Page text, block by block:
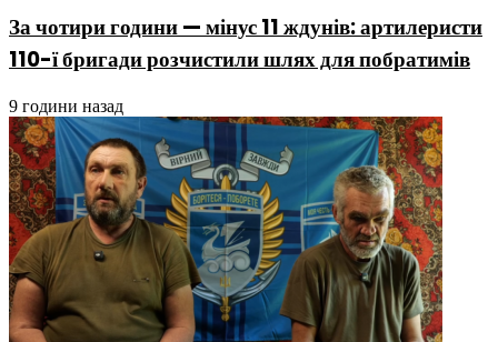
За чотири години — мінус 11 ждунів: артилеристи
110-ї бригади розчистили шлях для побратимів
9 години назад